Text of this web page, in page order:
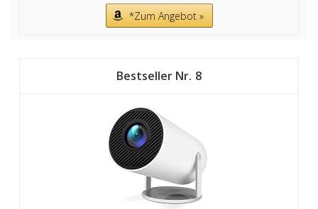
*Zum Angebot »
8